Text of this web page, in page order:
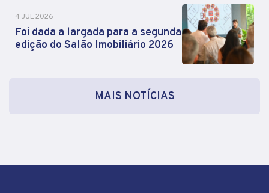
4 JUL 2026
Foi dada a largada para a segunda
edição do Salão Imobiliário 2026
MAIS NOTÍCIAS